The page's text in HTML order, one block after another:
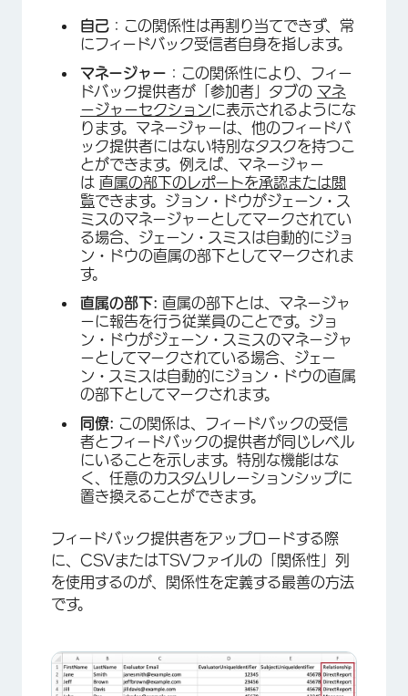
自己 ：この関係性は再割り当てできず、常
にフィードバック受信者自身を指します。
マネージャー ：この関係性により、フィー
ドバック提供者が「参加者」タブの マネ
ージャーセクションに表示されるようにな
ります。マネージャーは、他のフィードバ
ック提供者にはない特別なタスクを持つこ
とができます。例えば、マネージャー
は 直属の部下のレポートを承認または閲
覧できます。ジョン・ドウがジェーン・ス
ミスのマネージャーとしてマークされてい
る場合、ジェーン・スミスは自動的にジョ
ン・ドウの直属の部下としてマークされま
す。
直属の部下: 直属の部下とは、マネージャ
ーに報告を行う従業員のことです。ジョ
ン・ドウがジェーン・スミスのマネージャ
ーとしてマークされている場合、ジェー
ン・スミスは自動的にジョン・ドウの直属
の部下としてマークされます。
同僚: この関係は、フィードバックの受信
者とフィードバックの提供者が同じレベル
にいることを示します。特別な機能はな
く、任意のカスタムリレーションシップに
置き換えることができます。
フィードバック提供者をアップロードする際
に、CSVまたはTSVファイルの「関係性」列
を使用するのが、関係性を定義する最善の方法
です。